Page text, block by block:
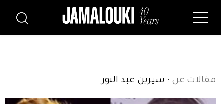
مقالات عن : سيرين عبد النور